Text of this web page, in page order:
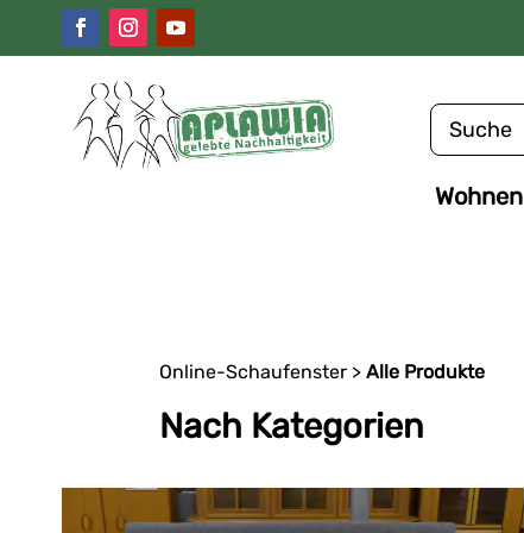
Wohnen
Online-Schaufenster >Alle Produkte
Nach Kategorien